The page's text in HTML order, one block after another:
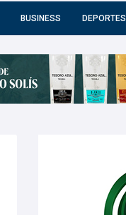
BUSINESS DEPORTES